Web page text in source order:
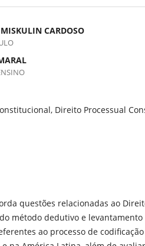
CARDOSO
Direito Processual
questões relacionadas ao
método dedutivo e
ao processo de